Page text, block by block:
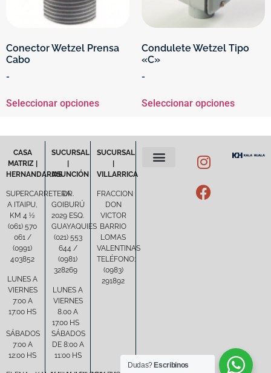
Conector Wetzel Prensa
Cabo
-
Seleccionar opciones
Condulete Wetzel Tipo
«C»
-
Seleccionar opciones
CASA
MATRIZ |
HERNANDARIAS
SUPERCARRETERA
A ITAIPU,
KM 4 ½
(061) 570
061 /
(0991)
403852
LUNES A
VIERNES
7:00 A
17:00 HS
SÁBADOS
7:00 A
12:00 HS
SUCURSAL
ASUNCIÓN
DR.
GOIBURÚ
2029 ESQ.
GUAYAQUIES
(021) 553
644 /
(0981)
328269
LUNES A
VIERNES
8.00 A
17.00 HS
SÁBADOS
DE 8:00 A
11:00 HS
SUCURSAL
VILLARRICA
FRACCION
DON
VICTOR
BARRIO
LOMAS
VALENTINAS
TELÉFONO:
(0983)
291892
Dudas? Escribinos